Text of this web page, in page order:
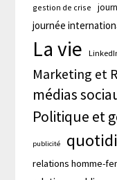
gestion de crise
journée
La vie
Marketing et
médias
Politique et
publicité
relations homme-